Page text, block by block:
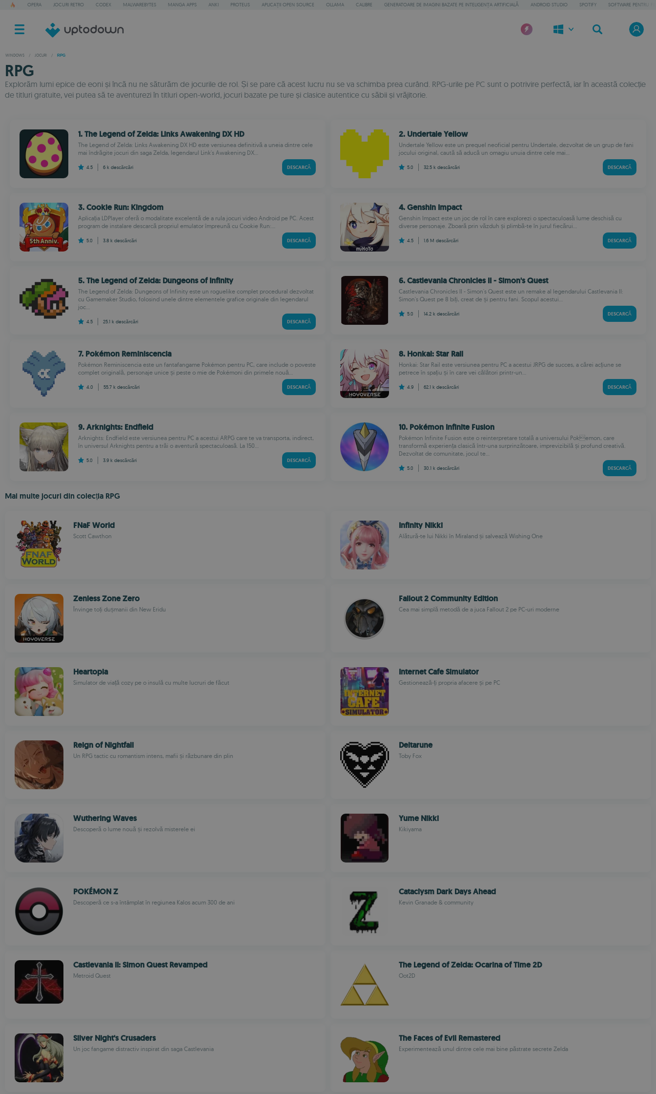
OPERA JOCURI RETRO CODEX MALWAREBYTES MANGA APPS ANKI PROTEUS APLICAȚII OPEN SOURCE OLLAMA CALIBRE GENERATOARE DE IMAGINI BAZATE PE INTELIGENȚA ARTIFICIALĂ ANDROID STUDIO SPOTIFY SOFTWARE PENTRU
WINDOWS / JOCURI / RPG
RPG
Explorăm lumi epice de eoni și încă nu ne săturăm de jocurile de rol. Și se pare că acest lucru nu se va schimba prea curând. RPG-urile pe PC sunt o potrivire perfectă, iar în această colecție
de titluri gratuite, vei putea să te aventurezi în titluri open-world, jocuri bazate pe ture și clasice autentice cu săbii și vrăjitorie.
1. The Legend of Zelda: Links Awakening DX HD
The Legend of Zelda: Links Awakening DX HD este versiunea definitivă a uneia dintre cele
mai îndrăgite jocuri din saga Zelda, legendarul Link's Awakening DX...
4.5 6 k descărcări DESCARCĂ
2. Undertale Yellow
Undertale Yellow este un prequel neoficial pentru Undertale, dezvoltat de un grup de fani
jocului original, caută să aducă un omagiu unuia dintre cele mai...
5.0 32.5 k descărcări DESCARCĂ
3. Cookie Run: Kingdom
Aplicația LDPlayer oferă o modalitate excelentă de a rula jocuri video Android pe PC. Acest
program de instalare descarcă propriul emulator împreună cu Cookie Run:...
5.0 3.8 k descărcări DESCARCĂ
4. Genshin Impact
Genshin Impact este un joc de rol în care explorezi o spectaculoasă lume deschisă cu
diverse personaje. Zboară prin văzduh și plimbă-te în jurul fiecărui...
4.5 1.6 M descărcări DESCARCĂ
5. The Legend of Zelda: Dungeons of Infinity
The Legend of Zelda: Dungeons of Infinity este un roguelike complet procedural dezvoltat
cu Gamemaker Studio, folosind unele dintre elementele grafice originale din legendarul
joc...
4.5 25.1 k descărcări DESCARCĂ
6. Castlevania Chronicles II - Simon's Quest
Castlevania Chronicles II - Simon's Quest este un remake al legendarului Castlevania II:
Simon's Quest pe 8 biți, creat de și pentru fani. Scopul acestui...
5.0 14.2 k descărcări DESCARCĂ
7. Pokémon Reminiscencia
Pokémon Reminiscencia este un fantafangame Pokémon pentru PC, care include o poveste
complet originală, personaje unice și peste o mie de Pokémoni din primele nouă...
4.0 55.7 k descărcări DESCARCĂ
8. Honkai: Star Rail
Honkai: Star Rail este versiunea pentru PC a acestui JRPG de succes, a cărei acțiune se
petrece în spațiu și în care vei călători printr-un...
4.9 62.1 k descărcări DESCARCĂ
9. Arknights: Endfield
Arknights: Endfield este versiunea pentru PC a acestui ARPG care te va transporta, indirect,
în universul Arknights pentru a trăi o aventură spectaculoasă. La 150...
5.0 3.9 k descărcări DESCARCĂ
10. Pokémon Infinite Fusion
Pokémon Infinite Fusion este o reinterpretare totală a universului Pokemon, care
transformă experiența clasică într-una surprinzătoare, imprevizibilă și profund creativă.
Dezvoltat de comunitate, jocul te...
5.0 30.1 k descărcări DESCARCĂ
Mai multe jocuri din colecția RPG
FNaF World
Scott Cawthon
Infinity Nikki
Alătură-te lui Nikki în Miraland și salvează Wishing One
Zenless Zone Zero
Învinge toți dușmanii din New Eridu
Fallout 2 Community Edition
Cea mai simplă metodă de a juca Fallout 2 pe PC-uri moderne
Heartopia
Simulator de viață cozy pe o insulă cu multe lucruri de făcut
Internet Cafe Simulator
Gestionează-ți propria afacere și pe PC
Reign of Nightfall
Un RPG tactic cu romantism intens, mafii și răzbunare din plin
Deltarune
Toby Fox
Wuthering Waves
Descoperă o lume nouă și rezolvă misterele ei
Yume Nikki
Kikiyama
POKÉMON Z
Descoperă ce s-a întâmplat în regiunea Kalos acum 300 de ani
Cataclysm Dark Days Ahead
Kevin Granade & community
Castlevania II: Simon Quest Revamped
Metroid Quest
The Legend of Zelda: Ocarina of Time 2D
Oot2D
Silver Night's Crusaders
Un joc fangame distractiv inspirat din saga Castlevania
The Faces of Evil Remastered
Experimentează unul dintre cele mai bine păstrate secrete Zelda